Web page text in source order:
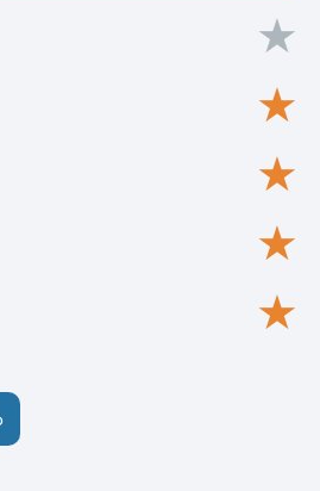
★
★
★
★
★